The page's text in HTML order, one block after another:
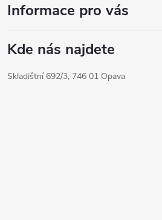
Informace pro vás
Kde nás najdete
Skladištní 692/3, 746 01 Opava